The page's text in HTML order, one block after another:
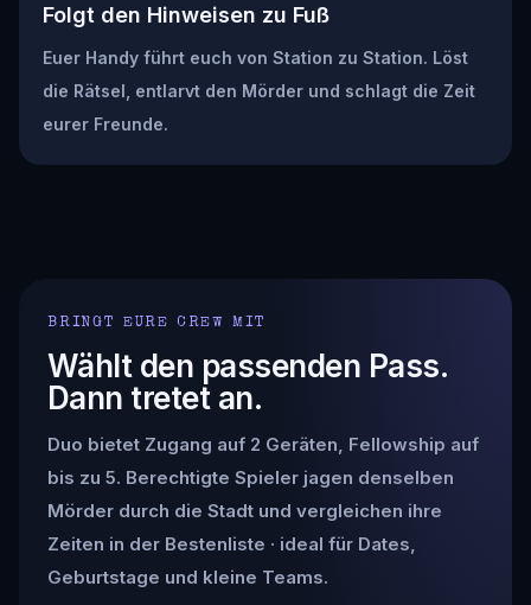
Folgt den Hinweisen zu Fuß
Euer Handy führt euch von Station zu Station. Löst
die Rätsel, entlarvt den Mörder und schlagt die Zeit
eurer Freunde.
BRINGT EURE CREW MIT
Wählt den passenden Pass.
Dann tretet an.
Duo bietet Zugang auf 2 Geräten, Fellowship auf
bis zu 5. Berechtigte Spieler jagen denselben
Mörder durch die Stadt und vergleichen ihre
Zeiten in der Bestenliste · ideal für Dates,
Geburtstage und kleine Teams.